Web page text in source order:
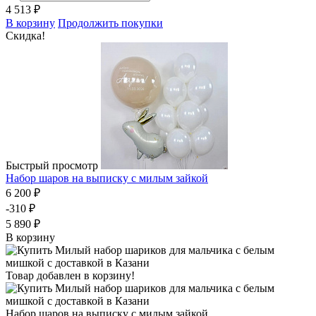
4 513 ₽
В корзину Продолжить покупки
Скидка!
Быстрый просмотр
Набор шаров на выписку с милым зайкой
6 200 ₽
-310 ₽
5 890 ₽
В корзину
Товар добавлен в корзину!
Набор шаров на выписку с милым зайкой